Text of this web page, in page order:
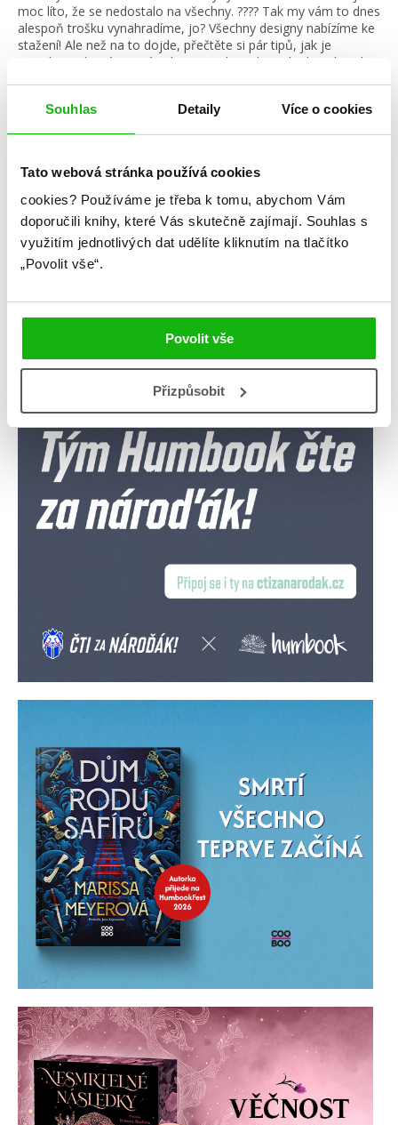
Souhlas Detaily Více o cookies
Tato webová stránka používá cookies
cookies? Používáme je třeba k tomu, abychom Vám
doporučili knihy, které Vás skutečně zajímají. Souhlas s
využitím jednotlivých dat udělíte kliknutím na tlačítko
„Povolit vše“.
Povolit vše
Přizpůsobit
moc líto, že se nedostalo na všechny. ???? Tak my vám to dnes
alespoň trošku vynahradíme, jo? Všechny designy nabízíme ke
stažení! Ale než na to dojde, přečtěte si pár tipů, jak je
vymalovat, které pro vás Sharys nachystala. Pokud se do toho
číst více
Kategorie
blog citáty humbookfest
knihomoloviny kvízy podcast